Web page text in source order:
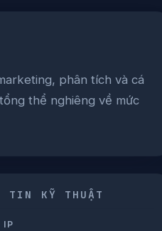
phân tích và cá
thể nghiêng về mức
TIN KỸ THUẬT
IP